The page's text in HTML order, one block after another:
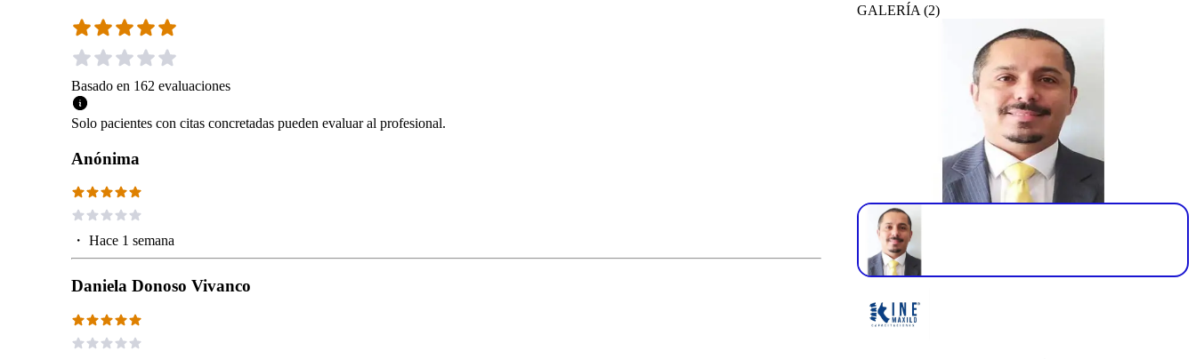
Basado en 162 evaluaciones
Solo pacientes con citas concretadas pueden evaluar al profesional.
Anónima
・ Hace 1 semana
Daniela Donoso Vivanco
GALERÍA (2)